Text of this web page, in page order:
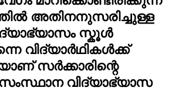
അതിനനുസരിച്ചുള്ള
സ്കൂൾ
വിദ്യാർഥികൾക്ക്
സർക്കാരിന്റെ
വിദ്യാഭ്യാസ